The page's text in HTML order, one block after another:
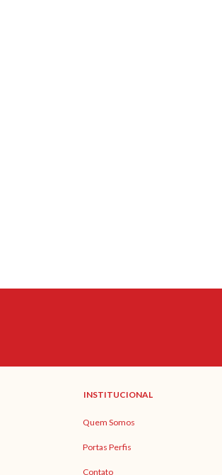
INSTITUCIONAL
Quem Somos
Portas Perfis
Contato